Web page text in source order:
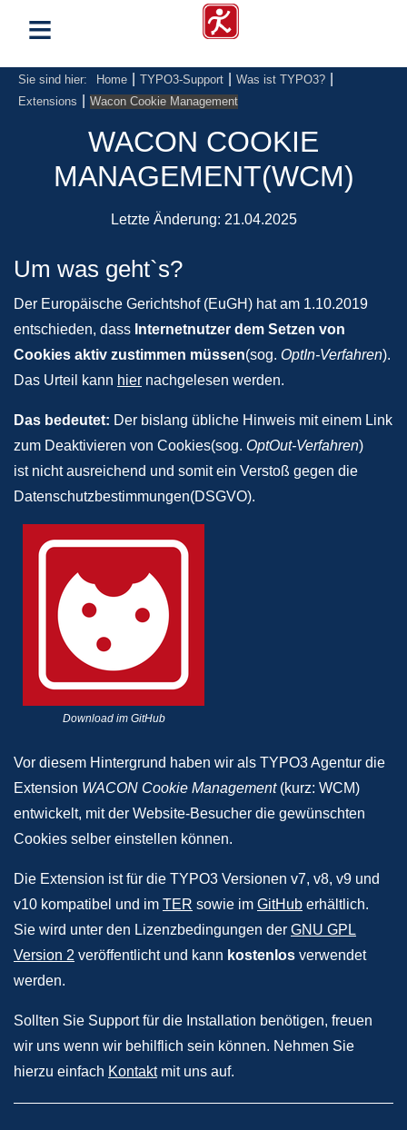
≡
Sie sind hier: Home TYPO3-Support Was ist TYPO3?
Extensions Wacon Cookie Management
WACON COOKIE
MANAGEMENT(WCM)
Letzte Änderung: 21.04.2025
Um was geht`s?
Der Europäische Gerichtshof (EuGH) hat am 1.10.2019
entschieden, dass Internetnutzer dem Setzen von
Cookies aktiv zustimmen müssen(sog. OptIn-Verfahren).
Das Urteil kann hier nachgelesen werden.
Das bedeutet: Der bislang übliche Hinweis mit einem Link
zum Deaktivieren von Cookies(sog. OptOut-Verfahren)
ist nicht ausreichend und somit ein Verstoß gegen die
Datenschutzbestimmungen(DSGVO).
Download im GitHub
Vor diesem Hintergrund haben wir als TYPO3 Agentur die
Extension WACON Cookie Management(kurz: WCM)
entwickelt, mit der Website-Besucher die gewünschten
Cookies selber einstellen können.
Die Extension ist für die TYPO3 Versionen v7, v8, v9 und
v10 kompatibel und im TER sowie im GitHub erhältlich.
Sie wird unter den Lizenzbedingungen der GNU GPL
Version 2 veröffentlicht und kann kostenlos verwendet
werden.
Sollten Sie Support für die Installation benötigen, freuen
wir uns wenn wir behilflich sein können. Nehmen Sie
hierzu einfach Kontaktmit uns auf.